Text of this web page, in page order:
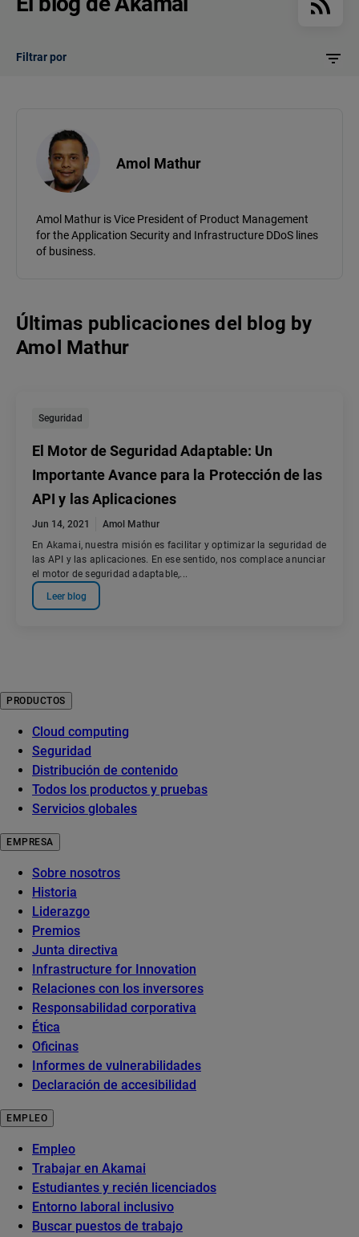
Filtrar por
Amol Mathur
Amol Mathur is Vice President of Product Management
for the Application Security and Infrastructure DDoS lines
of business.
Últimas publicaciones del blog by
Amol Mathur
Seguridad
El Motor de Seguridad Adaptable: Un
Importante Avance para la Protección de las
API y las Aplicaciones
Jun 14, 2021
Amol Mathur
En Akamai, nuestra misión es facilitar y optimizar la seguridad de
las API y las aplicaciones. En ese sentido, nos complace anunciar
el motor de seguridad adaptable,...
Leer blog
PRODUCTOS
Cloud computing
Seguridad
Distribución de contenido
Todos los productos y pruebas
Servicios globales
EMPRESA
Sobre nosotros
Historia
Liderazgo
Premios
Junta directiva
Infrastructure for Innovation
Relaciones con los inversores
Responsabilidad corporativa
Ética
Oficinas
Informes de vulnerabilidades
Declaración de accesibilidad
EMPLEO
Empleo
Trabajar en Akamai
Estudiantes y recién licenciados
Entorno laboral inclusivo
Buscar puestos de trabajo